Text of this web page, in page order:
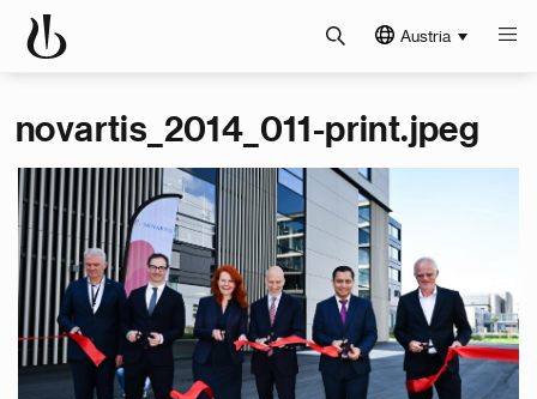
Austria
novartis_2014_011-print.jpeg